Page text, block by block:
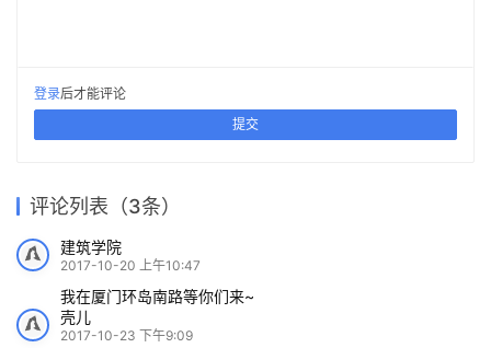
登录后才能评论
提交
评论列表（3条）
建筑学院
2017-10-20 上午10:47
我在厦门环岛南路等你们来~
壳儿
2017-10-23 下午9:09